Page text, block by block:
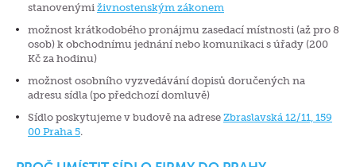
stanovenými živnostenským zákonem
možnost krátkodobého pronájmu zasedací místnosti (až pro 8
osob) k obchodnímu jednání nebo komunikaci s úřady (200
Kč za hodinu)
možnost osobního vyzvedávání dopisů doručených na
adresu sídla (po předchozí domluvě)
Sídlo poskytujeme v budově na adrese Zbraslavská 12/11, 159
00 Praha 5.